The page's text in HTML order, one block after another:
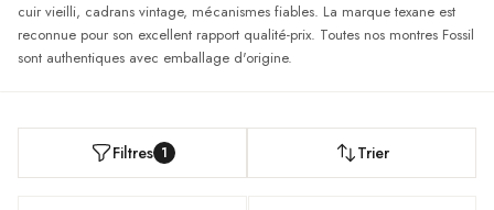
cuir vieilli, cadrans vintage, mécanismes fiables. La marque texane est
reconnue pour son excellent rapport qualité-prix. Toutes nos montres Fossil
sont authentiques avec emballage d'origine.
Filtres 1 Trier